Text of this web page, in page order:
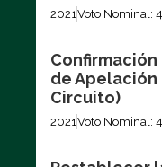
2021Voto Nominal:
de Apelación
Circuito)
2021Voto Nominal: